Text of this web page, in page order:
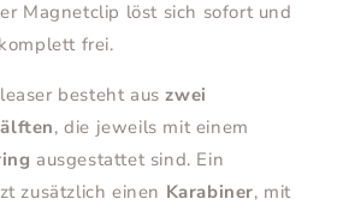
Magnetclip löst sich sofort und
frei.
besteht auszwei
, die jeweils mit einem
ausgestattet sind. Ein
zusätzlich einen Karabiner, mit